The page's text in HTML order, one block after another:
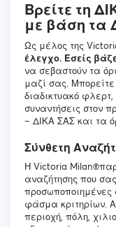
Βρείτε τη
με βάση τα
Ως μέλος της
έλεγχο. Εσείς
να σεβαστούν τα
μαζί σας.
διαδικτυακό
συναντήσεις στον
– ΔΙΚΑ ΣΑΣ και τα
Σύνθετη
Η Victoria
αναζήτησης που
προσωποποιημένες
φάσμα κριτηρίων.
περιοχή, πόλη,